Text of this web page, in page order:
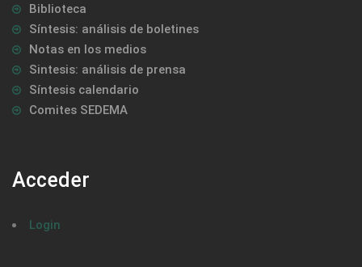
Biblioteca
Síntesis: análisis de boletines
Notas en los medios
Sintesis: análisis de prensa
Síntesis calendario
Comites SEDEMA
Acceder
Login